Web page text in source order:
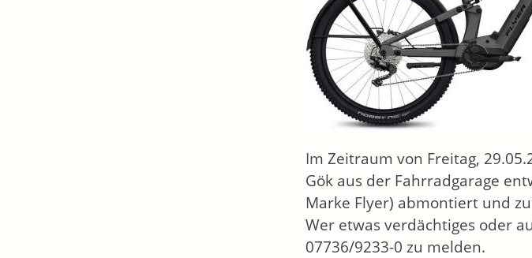
Im Zeitraum von Freitag,
Gök aus der Fahrradgarage
Marke Flyer) abmontiert und
Wer etwas verdächtiges oder
07736/9233-0 zu melden.